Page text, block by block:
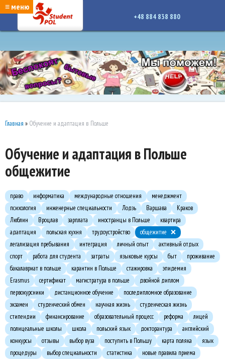
google-site-verification: google7a917c261df1566b.htmlgoogle-site-verification:
google7a917c261df1566b.html
≡ меню
+48 884 838 880
Главная » Обучение и адаптация в Польше
Обучение и адаптация в Польше
общежитие
право информатика международные отношения
менеджмент
психология
инженерные специальности Лодзь Варшава
Краков
Люблин
Вроцлав зарплата иностранцы в Польше
квартира
адаптация
польская кухня трудоустройство
общежитие
легализация пребывания
интеграция личный опыт
активный отдых
спорт
работа для студента затраты языковые курсы быт
проживание
бакалавриат в польше
карантин в Польше стажировка
эпидемия
Erasmus
сертификат магистратура в польше
двойной диплом
первокурсники
дистанционное обучение
последипломное образование
экзамен
студенческий обмен научная жизнь
студенческая жизнь
стипендии
финансирование образовательный процесс реформа
лицей
полицеальные школы
школа польский язык докторантура
английский
конкурсы
отзывы выбор вуза поступить в Польшу карта поляка
язык
процедуры
выбор специальности статистика
новые правила приема